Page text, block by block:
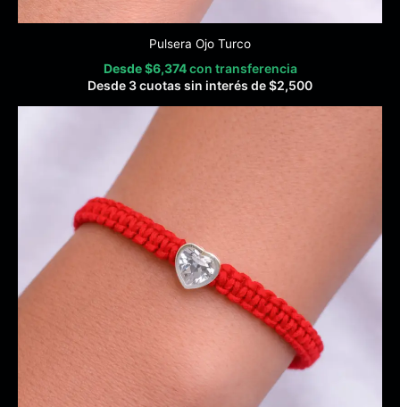
Pulsera Ojo Turco
Desde$6,374 con transferencia
Desde 3 cuotas sin interés de$2,500